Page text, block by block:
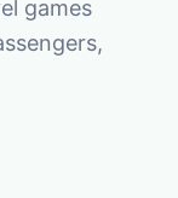
games